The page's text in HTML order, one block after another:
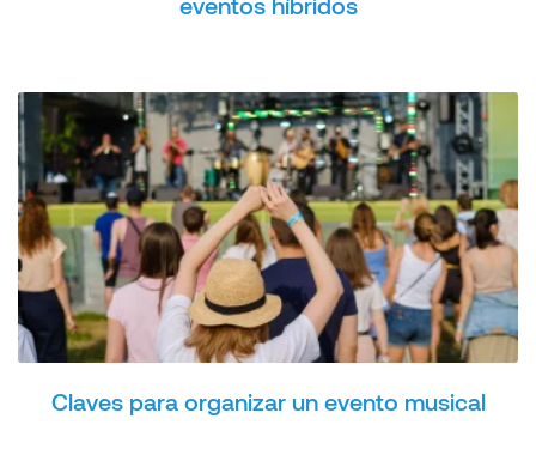
Claves para organizar un evento musical